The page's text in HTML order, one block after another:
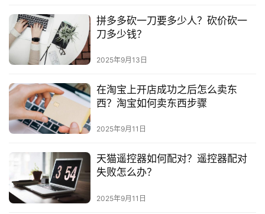
拼多多砍一刀要多少人？砍价砍一
刀多少钱？
2025年9月13日
在淘宝上开店成功之后怎么卖东
西？淘宝如何卖东西步骤
2025年9月11日
天猫遥控器如何配对？遥控器配对
失败怎么办？
2025年9月11日